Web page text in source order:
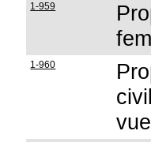
1-959
1-960